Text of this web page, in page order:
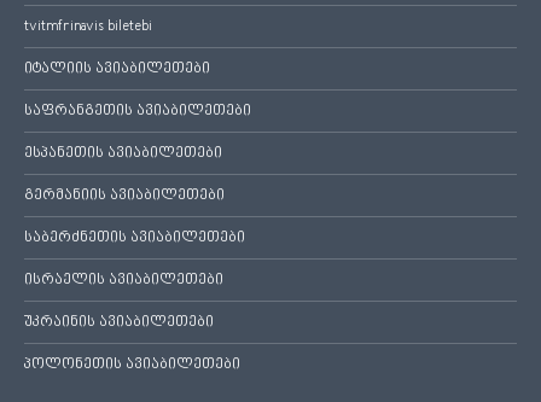
tvitmfrinavis biletebi
იტალიის ავიაბილეთები
საფრანგეთის ავიაბილეთები
ესპანეთის ავიაბილეთები
გერმანიის ავიაბილეთები
საბერძნეთის ავიაბილეთები
ისრაელის ავიაბილეთები
უკრაინის ავიაბილეთები
პოლონეთის ავიაბილეთები